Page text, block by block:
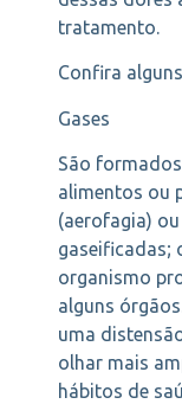
tratamento.
Confira
Gases
São
alimentos ou
(aerofagia)
gaseificadas;
organismo
alguns
uma
olhar mais
hábitos de